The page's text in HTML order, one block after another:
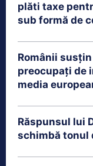
plăti taxe
sub formă de
Românii
preocupați de
media
Răspunsul lui
schimbă tonul